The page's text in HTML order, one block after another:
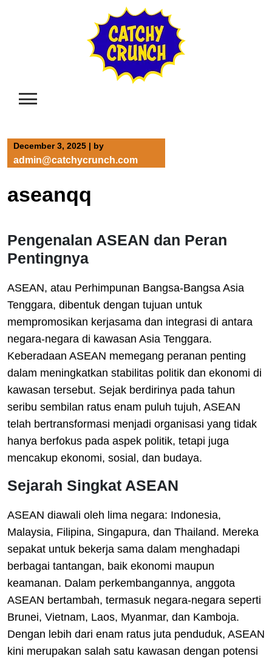
December 3, 2025 | by
admin@catchycrunch.com
aseanqq
Pengenalan ASEAN dan Peran
Pentingnya
ASEAN, atau Perhimpunan Bangsa-Bangsa Asia
Tenggara, dibentuk dengan tujuan untuk
mempromosikan kerjasama dan integrasi di antara
negara-negara di kawasan Asia Tenggara.
Keberadaan ASEAN memegang peranan penting
dalam meningkatkan stabilitas politik dan ekonomi di
kawasan tersebut. Sejak berdirinya pada tahun
seribu sembilan ratus enam puluh tujuh, ASEAN
telah bertransformasi menjadi organisasi yang tidak
hanya berfokus pada aspek politik, tetapi juga
mencakup ekonomi, sosial, dan budaya.
Sejarah Singkat ASEAN
ASEAN diawali oleh lima negara: Indonesia,
Malaysia, Filipina, Singapura, dan Thailand. Mereka
sepakat untuk bekerja sama dalam menghadapi
berbagai tantangan, baik ekonomi maupun
keamanan. Dalam perkembangannya, anggota
ASEAN bertambah, termasuk negara-negara seperti
Brunei, Vietnam, Laos, Myanmar, dan Kamboja.
Dengan lebih dari enam ratus juta penduduk, ASEAN
kini merupakan salah satu kawasan dengan potensi